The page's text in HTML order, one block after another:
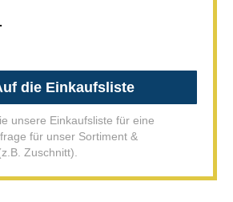
die Einkaufsliste
unsere Einkaufsliste für eine
für unser Sortiment &
Zuschnitt).